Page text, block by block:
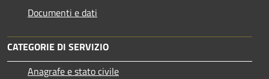
Documenti e dati
CATEGORIE DI SERVIZIO
Anagrafe e stato civile